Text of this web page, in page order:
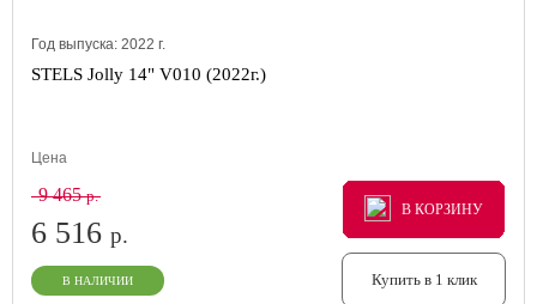
Год выпуска: 2022 г.
STELS Jolly 14" V010 (2022г.)
Цена
9 465р.
6 516 р.
В НАЛИЧИИ
В КОРЗИНУ
В КОРЗИНУ
В КОРЗИНУ
Купить в 1 клик